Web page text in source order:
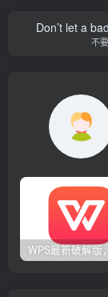
Don’t let a
不